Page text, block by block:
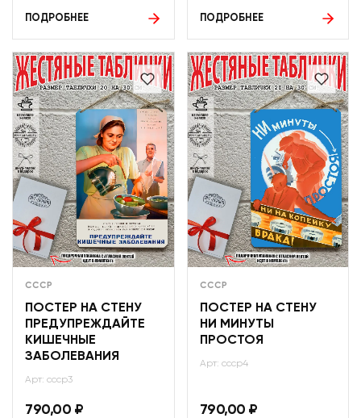
ПОДРОБНЕЕ ПОДРОБНЕЕ
СССР
ПОСТЕР НА СТЕНУ
ПРЕДУПРЕЖДАЙТЕ
КИШЕЧНЫЕ
ЗАБОЛЕВАНИЯ
Арт: ссср3
790,00 ₽
СССР
ПОСТЕР НА СТЕНУ
НИ МИНУТЫ
ПРОСТОЯ
Арт: ссср4
790,00 ₽